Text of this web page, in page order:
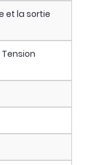
et la sortie
Tension